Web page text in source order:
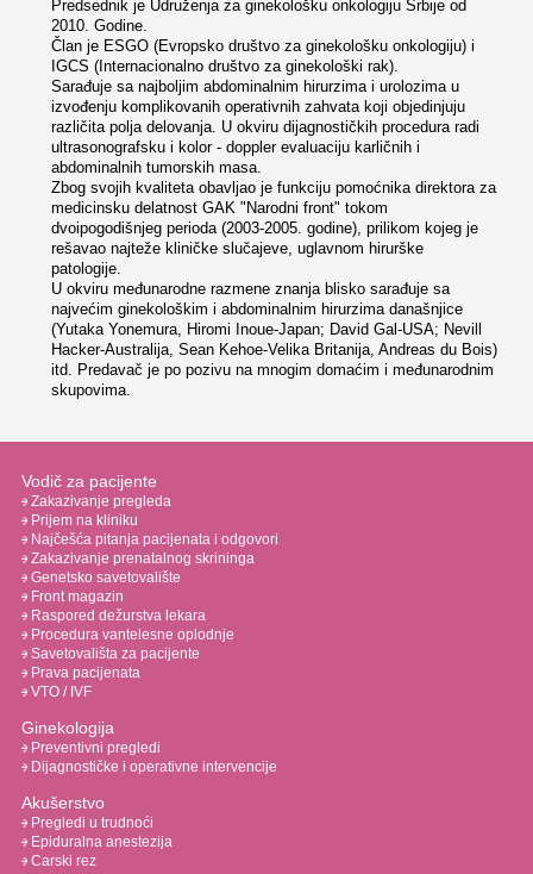
Predsednik je Udruženja za ginekološku onkologiju Srbije od
2010. Godine.
Član je ESGO (Evropsko društvo za ginekološku onkologiju) i
IGCS (Internacionalno društvo za ginekološki rak).
Sarađuje sa najboljim abdominalnim hirurzima i urolozima u
izvođenju komplikovanih operativnih zahvata koji objedinjuju
različita polja delovanja. U okviru dijagnostičkih procedura radi
ultrasonografsku i kolor - doppler evaluaciju karličnih i
abdominalnih tumorskih masa.
Zbog svojih kvaliteta obavljao je funkciju pomoćnika direktora za
medicinsku delatnost GAK "Narodni front" tokom
dvoipogodišnjeg perioda (2003-2005. godine), prilikom kojeg je
rešavao najteže kliničke slučajeve, uglavnom hirurške
patologije.
U okviru međunarodne razmene znanja blisko sarađuje sa
najvećim ginekološkim i abdominalnim hirurzima današnjice
(Yutaka Yonemura, Hiromi Inoue-Japan; David Gal-USA; Nevill
Hacker-Australija, Sean Kehoe-Velika Britanija, Andreas du Bois)
itd. Predavač je po pozivu na mnogim domaćim i međunarodnim
skupovima.
Vodič za pacijente
Zakazivanje pregleda
Prijem na kliniku
Najčešća pitanja pacijenata i odgovori
Zakazivanje prenatalnog skrininga
Genetsko savetovalište
Front magazin
Raspored dežurstva lekara
Procedura vantelesne oplodnje
Savetovališta za pacijente
Prava pacijenata
VTO / IVF
Ginekologija
Preventivni pregledi
Dijagnostičke i operativne intervencije
Akušerstvo
Pregledi u trudnoći
Epiduralna anestezija
Carski rez